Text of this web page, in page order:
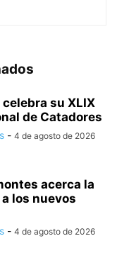
su XLIX
de Catadores
- 4 de agosto de 2026
acerca la
los nuevos
- 4 de agosto de 2026